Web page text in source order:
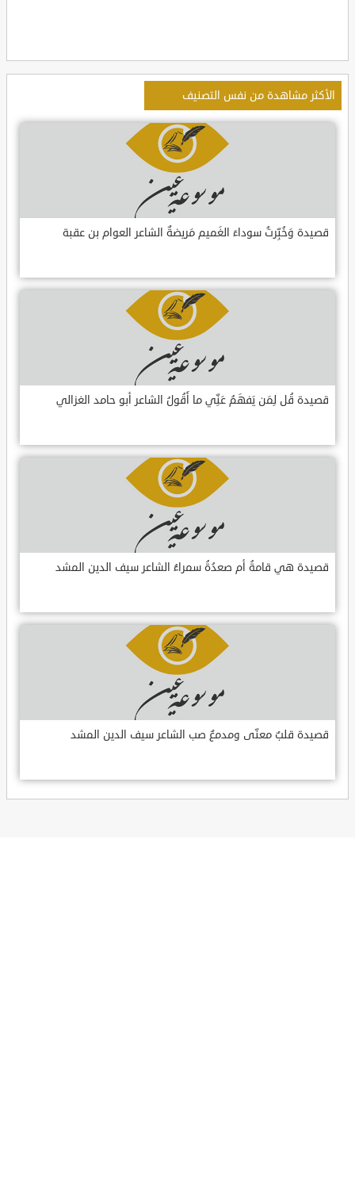
الأكثر مشاهدة من نفس التصنيف
قصيدة وَخُبِّرتُ سوداءَ الغَميم مَريضةٌ الشاعر العوام بن عقبة
قصيدة قُل لِمَن يَفهَمُ عَنِّي ما أَقُولُ الشاعر أبو حامد الغزالي
قصيدة هي قامةُ أم صعدُةُ سمراءُ الشاعر سيف الدين المشد
قصيدة قلبٌ معنّى ومدمعٌ صب الشاعر سيف الدين المشد